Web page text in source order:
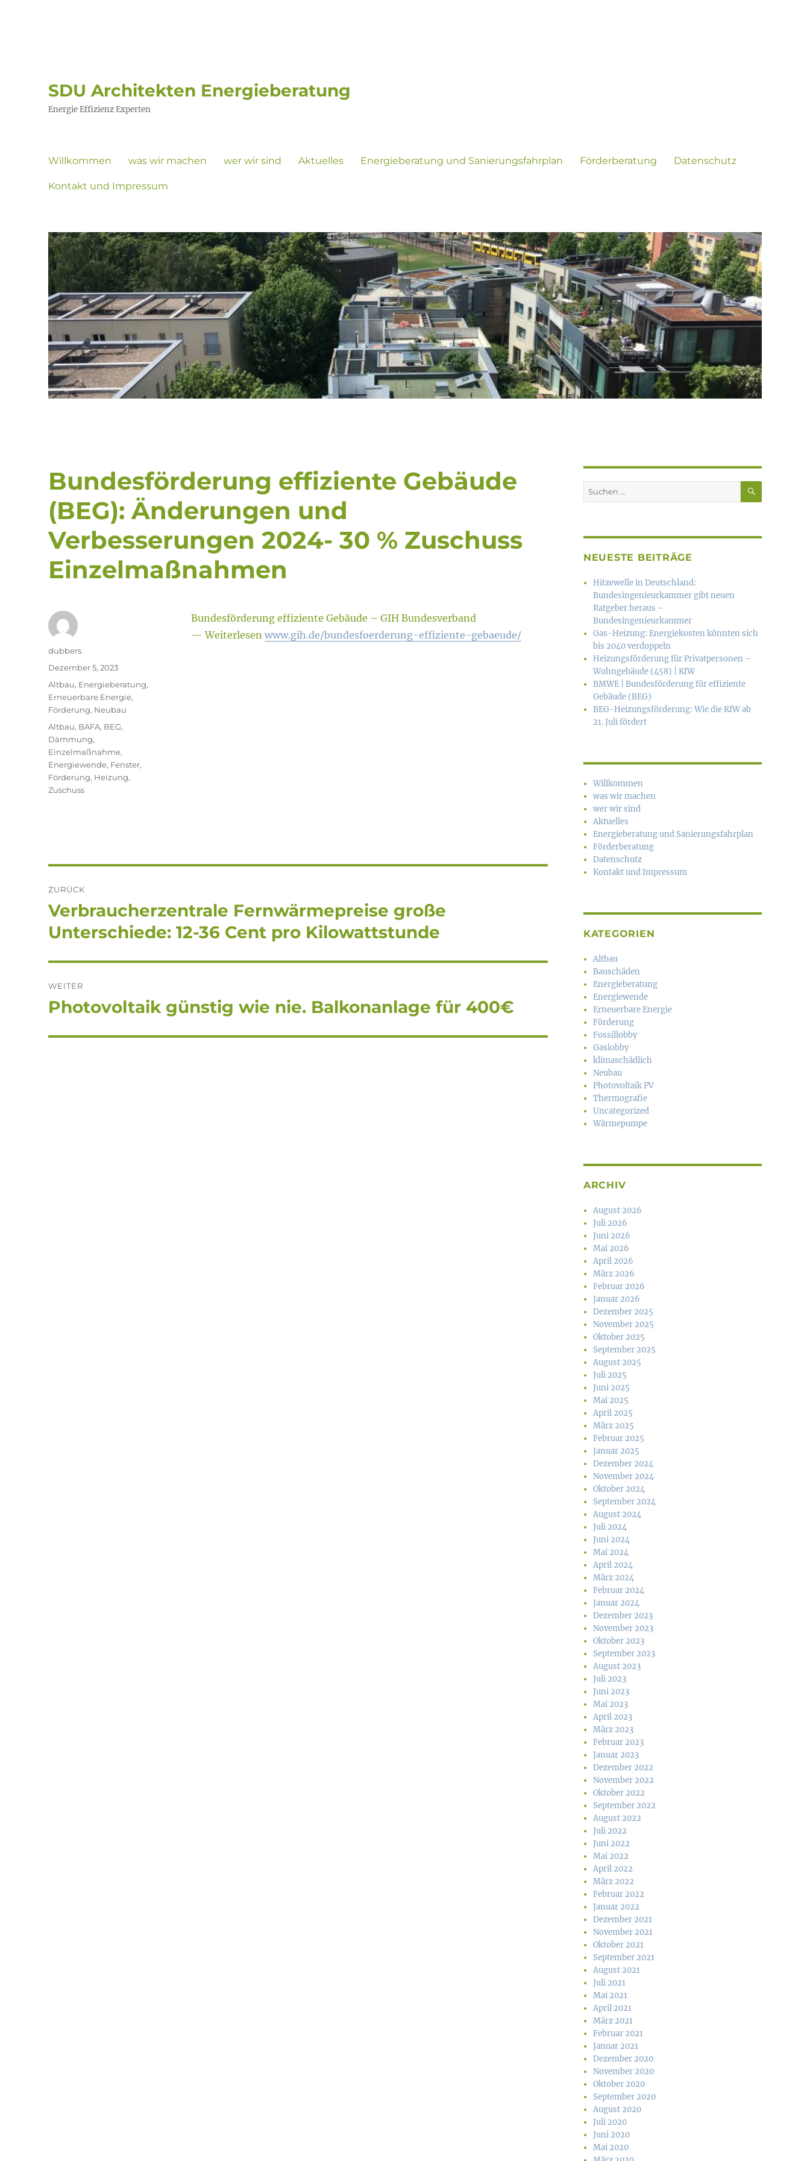
SDU Architekten Energieberatung
Energie Effizienz Experten
Willkommen was wir machen wer wir sind Aktuelles Energieberatung und Sanierungsfahrplan Förderberatung Datenschutz
Kontakt und Impressum
Bundesförderung effiziente Gebäude
(BEG): Änderungen und
Verbesserungen 2024- 30 % Zuschuss
Einzelmaßnahmen
Bundesförderung effiziente Gebäude – GIH Bundesverband
— Weiterlesen www.gih.de/bundesfoerderung-effiziente-gebaeude/
Autor
dubbers
Veröffentlicht
am
Dezember 5, 2023
Kategorien
Altbau, Energieberatung,
Erneuerbare Energie,
Förderung, Neubau
Schlagwörter
Altbau, BAFA, BEG,
Dämmung,
Einzelmaßnahme,
Energiewende, Fenster,
Förderung, Heizung,
Zuschuss
ZURÜCK
Vorheriger
Beitrag:
Verbraucherzentrale Fernwärmepreise große
Unterschiede: 12-36 Cent pro Kilowattstunde
WEITER
Nächster
Photovoltaik günstig wie nie. Balkonanlage für 400€
Suchen
nach:
SUCHEN
NEUESTE BEITRÄGE
Hitzewelle in Deutschland:
Bundesingenieurkammer gibt neuen
Ratgeber heraus –
Bundesingenieurkammer
Gas-Heizung: Energiekosten könn­ten sich
bis 2040 verdoppeln
Heizungsförderung für Privatpersonen –
Wohngebäude (458) | KfW
BMWE | Bundesförderung für effiziente
Gebäude (BEG)
BEG-Heizungsförderung: Wie die KfW ab
21. Juli fördert
Willkommen
was wir machen
wer wir sind
Aktuelles
Energieberatung und Sanierungsfahrplan
Förderberatung
Datenschutz
Kontakt und Impressum
KATEGORIEN
Altbau
Bauschäden
Energieberatung
Energiewende
Erneuerbare Energie
Förderung
Fossillobby
Gaslobby
klimaschädlich
Neubau
Photovoltaik PV
Thermografie
Uncategorized
Wärmepumpe
ARCHIV
August 2026
Juli 2026
Juni 2026
Mai 2026
April 2026
März 2026
Februar 2026
Januar 2026
Dezember 2025
November 2025
Oktober 2025
September 2025
August 2025
Juli 2025
Juni 2025
Mai 2025
April 2025
März 2025
Februar 2025
Januar 2025
Dezember 2024
November 2024
Oktober 2024
September 2024
August 2024
Juli 2024
Juni 2024
Mai 2024
April 2024
März 2024
Februar 2024
Januar 2024
Dezember 2023
November 2023
Oktober 2023
September 2023
August 2023
Juli 2023
Juni 2023
Mai 2023
April 2023
März 2023
Februar 2023
Januar 2023
Dezember 2022
November 2022
Oktober 2022
September 2022
August 2022
Juli 2022
Juni 2022
Mai 2022
April 2022
März 2022
Februar 2022
Januar 2022
Dezember 2021
November 2021
Oktober 2021
September 2021
August 2021
Juli 2021
Mai 2021
April 2021
März 2021
Februar 2021
Januar 2021
Dezember 2020
November 2020
Oktober 2020
September 2020
August 2020
Juli 2020
Juni 2020
Mai 2020